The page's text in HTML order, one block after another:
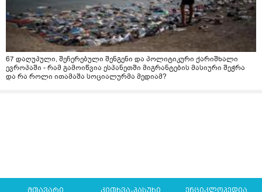
67 დაღუპული, შეჩერებული შენგენი და პოლიტიკური ქარიშხალი
ევროპაში - რამ გამოიწვია ესპანეთში მიგრანტების მასიური შეჭრა
და რა როლი ითამაშა სოციალურმა მედიამ?
მთავარი კითხვა-პასუხი ენციკლოპედია